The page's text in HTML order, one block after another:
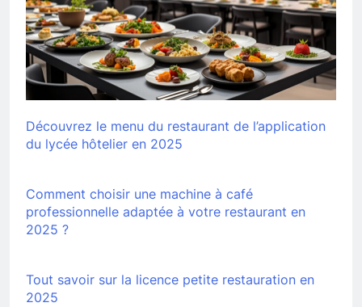
Découvrez le menu du restaurant de l’application
du lycée hôtelier en 2025
Comment choisir une machine à café
professionnelle adaptée à votre restaurant en
2025 ?
Tout savoir sur la licence petite restauration en
2025